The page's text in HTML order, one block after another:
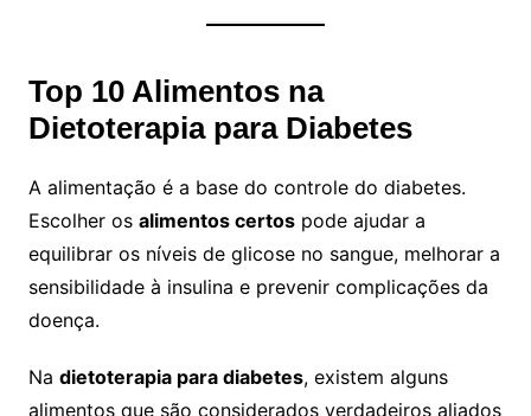
Top 10 Alimentos na
Dietoterapia para Diabetes
A alimentação é a base do controle do diabetes.
Escolher os alimentos certospode ajudar a
equilibrar os níveis de glicose no sangue, melhorar a
sensibilidade à insulina e prevenir complicações da
doença.
Na dietoterapia para diabetes, existem alguns
alimentos que são considerados verdadeiros aliados